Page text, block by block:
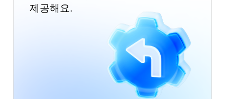
제공해요.